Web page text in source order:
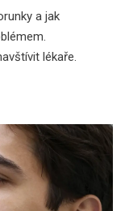
a jak
lékaře.